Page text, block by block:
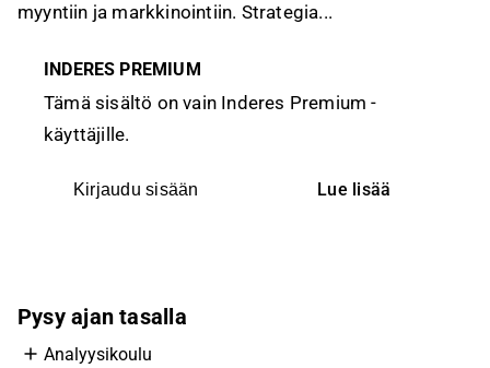
myyntiin ja markkinointiin. Strategia...
INDERES PREMIUM
Tämä sisältö on vain Inderes Premium -
käyttäjille.
Kirjaudu sisään Lue lisää
Pysy ajan tasalla
Analyysikoulu